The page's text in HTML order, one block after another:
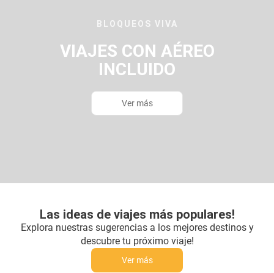
BLOQUEOS VIVA
VIAJES CON AÉREO
INCLUIDO
Ver más
Las ideas de viajes más populares!
Explora nuestras sugerencias a los mejores destinos y
descubre tu próximo viaje!
Ver más